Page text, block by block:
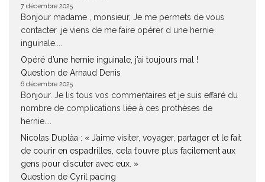
7 décembre 2025
Bonjour madame , monsieur, Je me permets de vous
contacter ,je viens de me faire opérer d une hernie
inguinale....
Opéré d’une hernie inguinale, j’ai toujours mal !
Question de Arnaud Denis
6 décembre 2025
Bonjour. Je lis tous vos commentaires et je suis effaré du
nombre de complications liée à ces prothèses de
hernie....
Nicolas Duplàa : « J’aime visiter, voyager, partager et le fait
de courir en espadrilles, cela t’ouvre plus facilement aux
gens pour discuter avec eux. »
Question de Cyril pacing